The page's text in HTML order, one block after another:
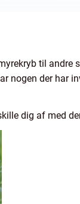
til andre
nogen der har
dig af med